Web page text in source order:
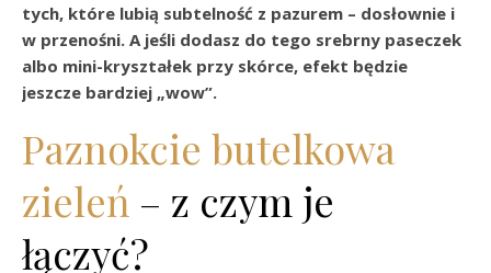
tych, które lubią subtelność z pazurem – dosłownie i
w przenośni. A jeśli dodasz do tego srebrny paseczek
albo mini-kryształek przy skórce, efekt będzie
jeszcze bardziej „wow”.
Paznokcie butelkowa
zieleń – z czym je
łączyć?